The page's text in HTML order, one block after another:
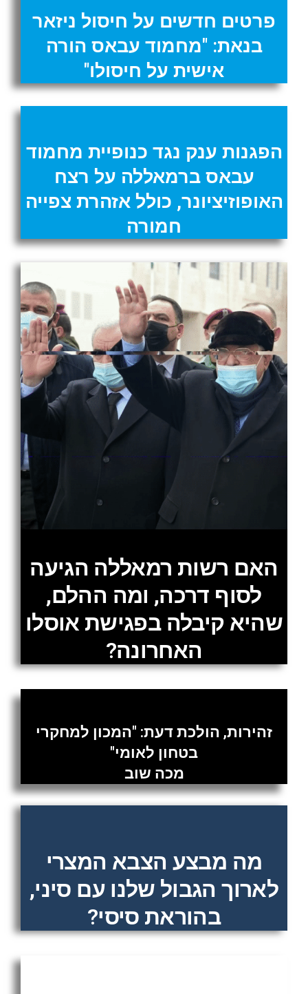
פרטים חדשים על חיסול ניזאר
בנאת: "מחמוד עבאס הורה
אישית על חיסולו"
הפגנות ענק נגד כנופיית מחמוד
עבאס ברמאללה על רצח
האופוזיציונר, כולל אזהרת צפייה
חמורה
האם רשות רמאללה הגיעה
לסוף דרכה, ומה ההלם,
שהיא קיבלה בפגישת אוסלו
האחרונה?
זהירות, הולכת דעת: "המכון למחקרי
בטחון לאומי"
מכה שוב
מה מבצע הצבא המצרי
לארוך הגבול שלנו עם סיני,
בהוראת סיסי?